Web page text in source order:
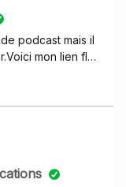
podcast mais il
mon lien flux
?